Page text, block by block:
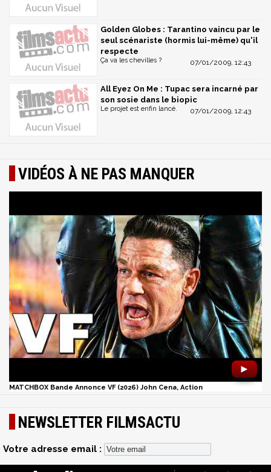
Golden Globes : Tarantino vaincu par le
seul scénariste (hormis lui-même) qu'il
respecte
07/01/2009, 12:43
Ça va les chevilles ?
All Eyez On Me : Tupac sera incarné par
son sosie dans le biopic
07/01/2009, 12:43
Le projet est enfin lancé.
VIDÉOS À NE PAS MANQUER
►
MATCHBOX Bande Annonce VF (2026) John Cena, Action
NEWSLETTER FILMSACTU
Votre adresse email :